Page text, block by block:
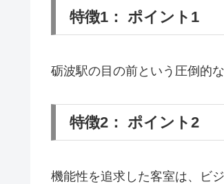
特徴1： ポイント1
砺波駅の目の前という圧倒的
特徴2： ポイント2
機能性を追求した客室は、ビ